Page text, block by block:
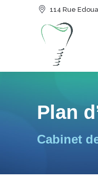
114 Rue
Plan
Cabinet